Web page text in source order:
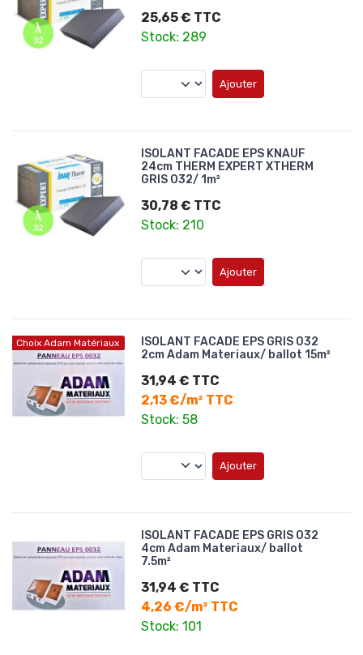
25,65 € TTC
Stock: 289
Ajouter
ISOLANT FACADE EPS KNAUF
24cm THERM EXPERT XTHERM
GRIS 032/ 1m²
30,78 € TTC
Stock: 210
Ajouter
Choix Adam Matériaux
ISOLANT FACADE EPS GRIS 032
2cm Adam Materiaux/ ballot 15m²
31,94 € TTC
2,13 €/m² TTC
Stock: 58
Ajouter
ISOLANT FACADE EPS GRIS 032
4cm Adam Materiaux/ ballot
7.5m²
31,94 € TTC
4,26 €/m² TTC
Stock: 101